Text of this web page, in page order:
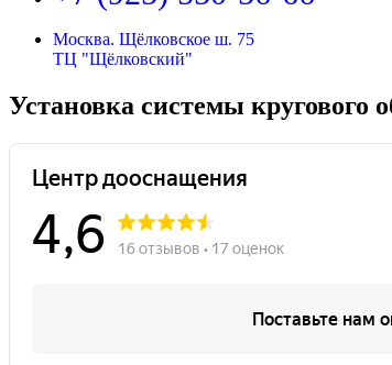
Москва. Щёлковское ш. 75
ТЦ "Щёлковский"
Установка системы кругового